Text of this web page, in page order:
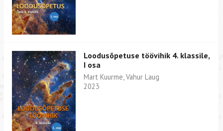
Loodusõpetuse töövihik 4. klassile,
I osa
Mart Kuurme, Vahur Laug
2023